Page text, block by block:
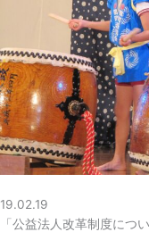
19.02.19
「公益法人改革制度につ